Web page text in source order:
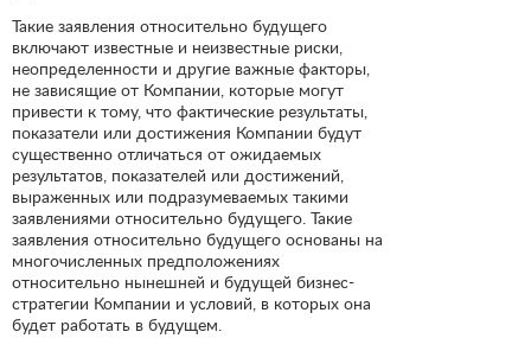
Такие заявления относительно будущего
включают известные и неизвестные риски,
неопределенности и другие важные факторы,
не зависящие от Компании, которые могут
привести к тому, что фактические результаты,
показатели или достижения Компании будут
существенно отличаться от ожидаемых
результатов, показателей или достижений,
выраженных или подразумеваемых такими
заявлениями относительно будущего. Такие
заявления относительно будущего основаны на
многочисленных предположениях
относительно нынешней и будущей бизнес-
стратегии Компании и условий, в которых она
будет работать в будущем.